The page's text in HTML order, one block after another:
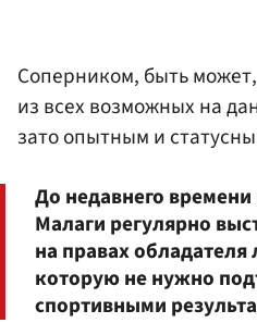
Соперником, быть
из всех возможных на
зато опытным и
До недавнего времени
Малаги регулярно
на правах обладателя
которую не нужно
спортивными